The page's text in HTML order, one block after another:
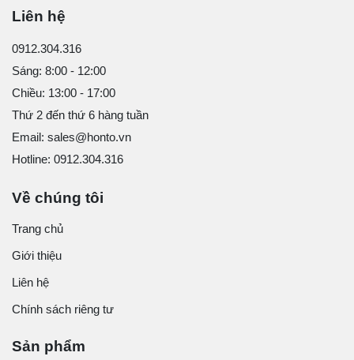
Liên hệ
0912.304.316
Sáng: 8:00 - 12:00
Chiều: 13:00 - 17:00
Thứ 2 đến thứ 6 hàng tuần
Email: sales@honto.vn
Hotline: 0912.304.316
Về chúng tôi
Trang chủ
Giới thiệu
Liên hệ
Chính sách riêng tư
Sản phẩm